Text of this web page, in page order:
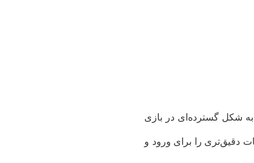
شکل گسترده‌ای در بازی
دقیق‌تری را برای ورود و